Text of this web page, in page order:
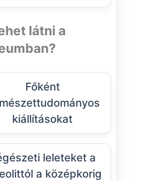
látni a
Főként
kiállításokat
leleteket a
a középkorig